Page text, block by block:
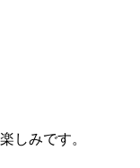
しみです。